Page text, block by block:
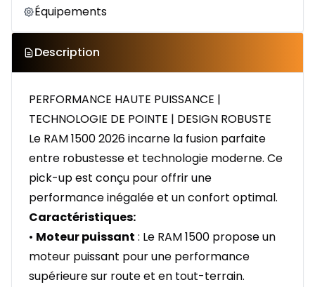
Équipements
Description
PERFORMANCE HAUTE PUISSANCE |
TECHNOLOGIE DE POINTE | DESIGN ROBUSTE
Le RAM 1500 2026 incarne la fusion parfaite
entre robustesse et technologie moderne. Ce
pick-up est conçu pour offrir une
performance inégalée et un confort optimal.
Caractéristiques:
• Moteur puissant : Le RAM 1500 propose un
moteur puissant pour une performance
supérieure sur route et en tout-terrain.